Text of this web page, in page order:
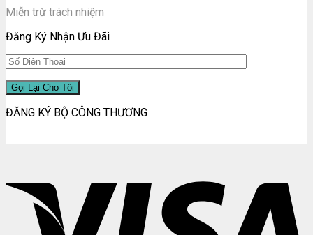
Miễn trừ trách nhiệm
Đăng Ký Nhận Ưu Đãi
ĐĂNG KÝ BỘ CÔNG THƯƠNG